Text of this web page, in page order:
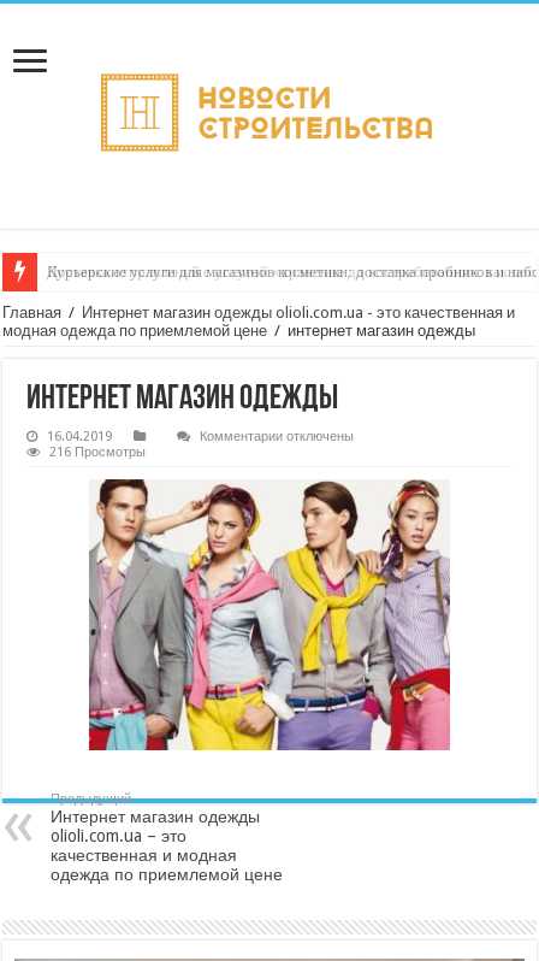
Курьерские услуги для магазинов косметики: доставка пробников и
Главная / Интернет магазин одежды olioli.com.ua - это качественная и
модная одежда по приемлемой цене / интернет магазин одежды
интернет магазин одежды
16.04.2019 Комментариик
магазин
одежды
отключены
216 Просмотры
Предыдущий
Интернет магазин одежды
olioli.com.ua – это
качественная и модная
одежда по приемлемой цене